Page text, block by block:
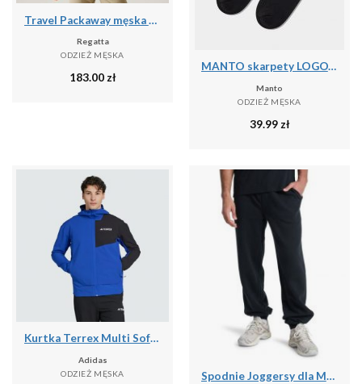
Travel Packaway męska koszula z krótkim rękawem
Regatta
ODZIEŻ MĘSKA
183.00zł
MANTO skarpety LOGOTYPE 25 czarne
Manto
ODZIEŻ MĘSKA
39.99 zł
Kurtka Terrex Multi Softshell
Adidas
ODZIEŻ MĘSKA
Spodnie Joggersy dla Mężczyzn SALT WATER